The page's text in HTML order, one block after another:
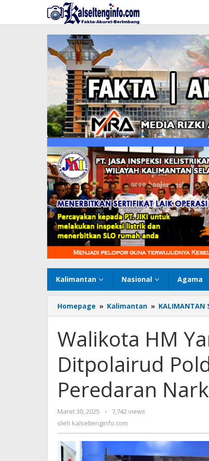
konten
Kalimantan Nasional Agama
Homepage » Kalimantan » KALIMANTAN
Walikota HM
Ditpolairud
Peredaran
Maret 30, 2025
oleh
kalseltenginfo.com
-
7,742 views
oleh kalseltenginfo.com